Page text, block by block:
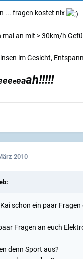
... fragen kostet nix
mal an mit > 30km/h
im Gesicht,
eeaah!!!!!
2010
schon ein paar Fragen
Fragen an euch
denn Sport aus?